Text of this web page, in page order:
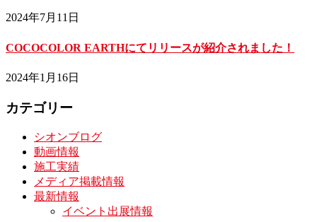
2024年7月11日
COCOCOLOR EARTHにてリリースが紹介されました！
2024年1月16日
カテゴリー
シオンブログ
動画情報
施工実績
メディア掲載情報
最新情報
イベント出展情報